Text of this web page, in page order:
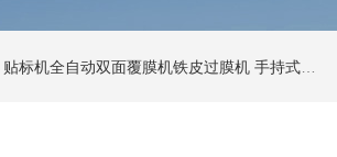
贴标机全自动双面覆膜机铁皮过膜机 手持式激光打标机铁牌便携式打码机